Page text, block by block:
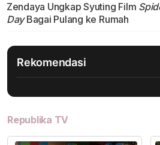
Zendaya Ungkap Syuting Film
DayBagai Pulang ke Rumah
Rekomendasi
Republika TV